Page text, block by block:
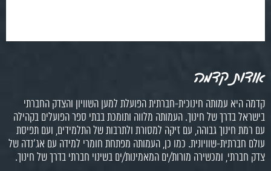
אודות קדמה
קדמה היא עמותה חינוכית-חברתית הפועלת למען השוויון והצדק החברתי
בישראל בדרך של חינוך. העמותה מלווה ותומכת בבתי ספר הפועלים בקהילה
עם רמת חינוך גבוהה, עם זיקה למסורת ולתרבות של התלמידים, ועם תפיסת
עולם חברתית-שוויונית. כמו כן, העמותה מפתחת חומרי למידה עם אג'נדה של
צדק חברתי, ומכשירה מורות/ים המאמינות/ים בשינוי חברתי בדרך של חינוך.